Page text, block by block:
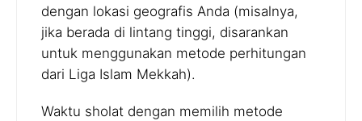
dengan lokasi geografis Anda (misalnya,
jika berada di lintang tinggi, disarankan
untuk menggunakan metode perhitungan
dari Liga Islam Mekkah).
Waktu sholat dengan memilih metode